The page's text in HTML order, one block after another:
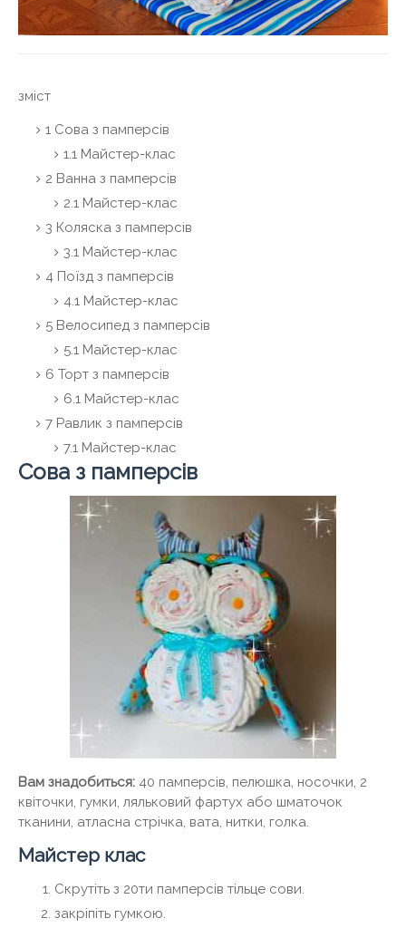
зміст
1 Сова з памперсів
1.1 Майстер-клас
2 Ванна з памперсів
2.1 Майстер-клас
3 Коляска з памперсів
3.1 Майстер-клас
4 Поїзд з памперсів
4.1 Майстер-клас
5 Велосипед з памперсів
5.1 Майстер-клас
6 Торт з памперсів
6.1 Майстер-клас
7 Равлик з памперсів
7.1 Майстер-клас
Сова з памперсів
Вам знадобиться: 40 памперсів, пелюшка, носочки, 2
квіточки, гумки, ляльковий фартух або шматочок
тканини, атласна стрічка, вата, нитки, голка.
Майстер клас
Скрутіть з 20ти памперсів тільце сови.
закріпіть гумкою.